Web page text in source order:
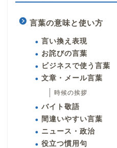
言葉の意味と使い方
言い換え表現
お詫びの言葉
ビジネスで使う言葉
文章・メール言葉
時候の挨拶
バイト敬語
間違いやすい言葉
ニュース・政治
役立つ慣用句